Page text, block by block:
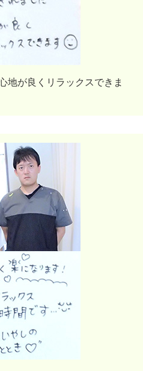
地が良くリラックスできま